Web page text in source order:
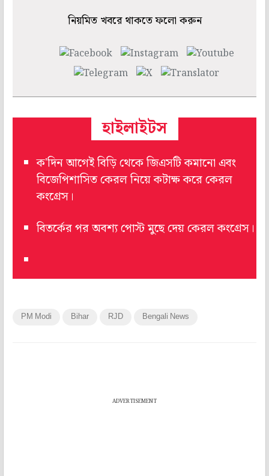
নিয়মিত খবরে থাকতে ফলো করুন
হাইলাইটস
ক'দিন আগেই বিড়ি থেকে জিএসটি কমানো এবং
বিজেপিশাসিত কেরল নিয়ে কটাক্ষ করে কেরল
কংগ্রেস।
বিতর্কের পর অবশ্য পোস্ট মুছে দেয় কেরল কংগ্রেস।
PM Modi Bihar RJD Bengali News
ADVERTISEMENT